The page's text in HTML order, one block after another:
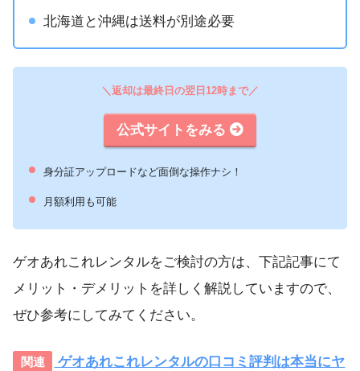
北海道と沖縄は送料が別途必要
＼返却は最終日の翌日12時まで／
公式サイトをみる
身分証アップロードなど面倒な操作ナシ！
月額利用も可能
ゲオあれこれレンタルをご検討の方は、下記記事にて
メリット・デメリットを詳しく解説していますので、
ぜひ参考にしてみてください。
ゲオあれこれレンタルの口コミ評判は本当にヤ